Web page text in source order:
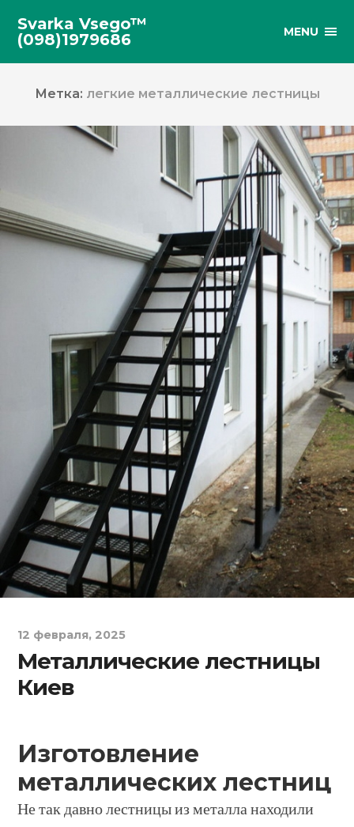
Svarka Vsego™
(098)1979686
MENU
Метка: легкие металлические лестницы
12 февраля, 2025
Металлические лестницы
Киев
Изготовление
металлических лестниц
Не так давно лестницы из металла находили